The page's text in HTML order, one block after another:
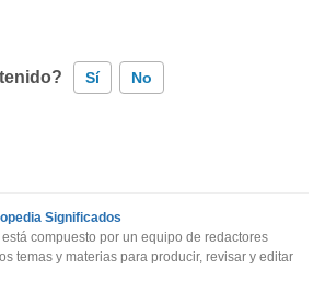
Sí No
información incorrecta
Significados
compuesto por un equipo de redactores
temas y materias para producir, revisar y editar